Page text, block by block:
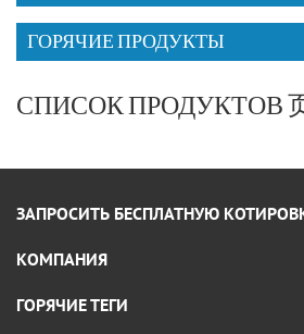
ГОРЯЧИЕ ПРОДУКТЫ
СПИСОК ПРОДУКТОВ
ЗАПРОСИТЬ БЕСПЛАТНУЮ
КОМПАНИЯ
ГОРЯЧИЕ ТЕГИ